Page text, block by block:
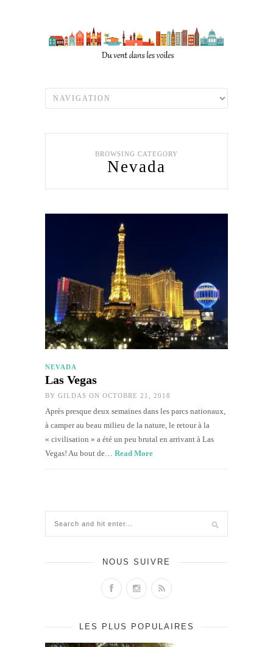
BROWSING CATEGORY
Nevada
NEVADA
Las Vegas
BY GILDAS ON OCTOBRE 21, 2018
Après presque deux semaines dans les parcs nationaux,
à camper au beau milieu de la nature, le retour à la
« civilisation » a été un peu brutal en arrivant à Las
Vegas! Au bout de… Read More
NOUS SUIVRE
LES PLUS POPULAIRES